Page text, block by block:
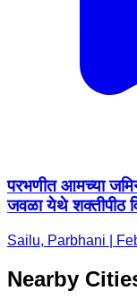
परभणीत आमच्या
जवळा येथे शक्तीपीठ
Sailu, Parbhani |
Nearby